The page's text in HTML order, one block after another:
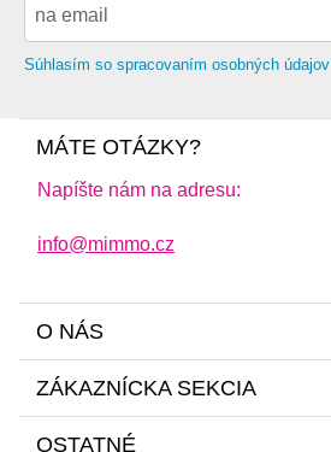
Súhlasím so spracovaním osobných údajov
MÁTE OTÁZKY?
Napíšte nám na adresu:
info@mimmo.cz
O NÁS
ZÁKAZNÍCKA SEKCIA
OSTATNÉ